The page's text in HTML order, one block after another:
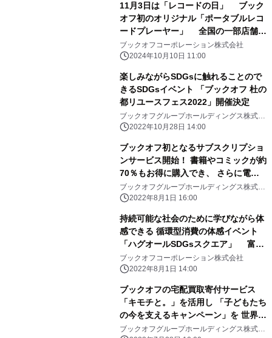
11月3日は「レコードの日」 ブック
オフ初のオリジナル「ポータブルレコ
ードプレーヤー」 全国の一部店舗で
2024年11月3日に販売決定(数量限定)
ブックオフコーポレーション株式会社
2024年10月10日 11:00
楽しみながらSDGsに触れることので
きるSDGsイベント 「ブックオフ 杜の
都リユースフェス2022」開催決定
ブックオフグループホールディングス株式会
社 2022年10月28日 14:00
ブックオフ初となるサブスクリプショ
ンサービス開始！ 書籍やコミックが約
70％もお得に購入でき、 さらに電子
雑誌も読み放題 「ブックチケット」
サービスを 大幅リニューアルし2022
年8月1日提供開始
ブックオフグループホールディングス株式会
社 2022年8月1日 16:00
持続可能な社会のために学びながら体
感できる 循環型消費の体感イベント
「ハグオールSDGsスクエア」 富山
大和で2022年8月10日(水)～15日(月)
に開催
ブックオフコーポレーション株式会社
2022年8月1日 14:00
ブックオフの宅配買取寄付サービス
「キモチと。」を活用し 「子どもたち
の今を支えるキャンペーン」を 世界自
殺予防デーに合わせて8月1日～9月11
ブックオフグループホールディングス株式会